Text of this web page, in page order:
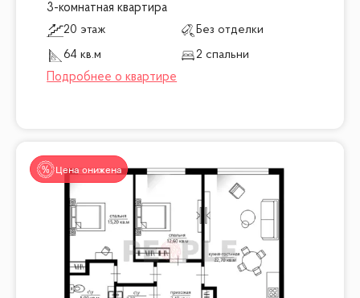
3-комнатная квартира
20 этаж
Без отделки
64 кв.м
2 спальни
Цена снижена